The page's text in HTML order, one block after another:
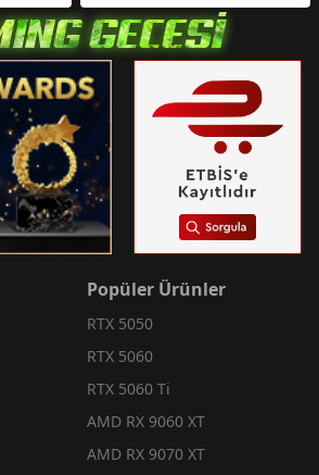
Popüler Ürünler
RTX 5050
RTX 5060
RTX 5060 Ti
AMD RX 9060 XT
AMD RX 9070 XT